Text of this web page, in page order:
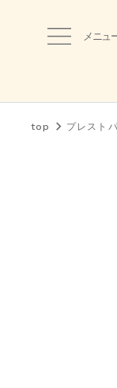
メニュ
top プレスト